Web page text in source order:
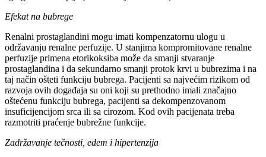
Efekat na bubrege
Renalni prostaglandini mogu imati kompenzatornu ulogu u
održavanju renalne perfuzije. U stanjima kompromitovane renalne
perfuzije primena etorikoksiba može da smanji stvaranje
prostaglandina i da sekundarno smanji protok krvi u bubrezima i na
taj način ošteti funkciju bubrega. Pacijenti sa najvećim rizikom od
razvoja ovih događaja su oni koji su prethodno imali značajno
oštećenu funkciju bubrega, pacijenti sa dekompenzovanom
insuficijencijom srca ili sa cirozom. Kod ovih pacijenata treba
razmotriti praćenje bubrežne funkcije.
Zadržavanje tečnosti, edem i hipertenzija